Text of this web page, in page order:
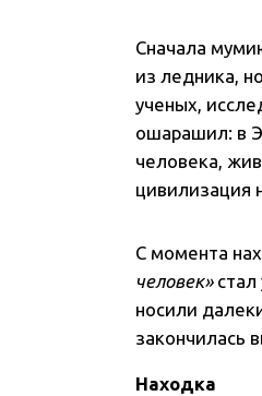
Сначала
из ледника,
ученых,
ошарашил: в
человека,
цивилизация
С момента
человек»стал
носили
закончилась
Находка